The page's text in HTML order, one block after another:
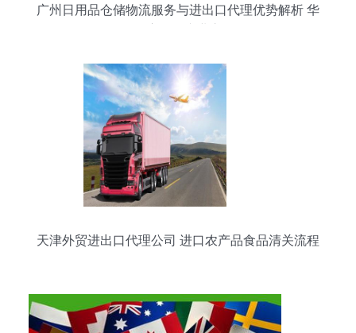
广州日用品仓储物流服务与进出口代理优势解析 华
天津外贸进出口代理公司 进口农产品食品清关流程